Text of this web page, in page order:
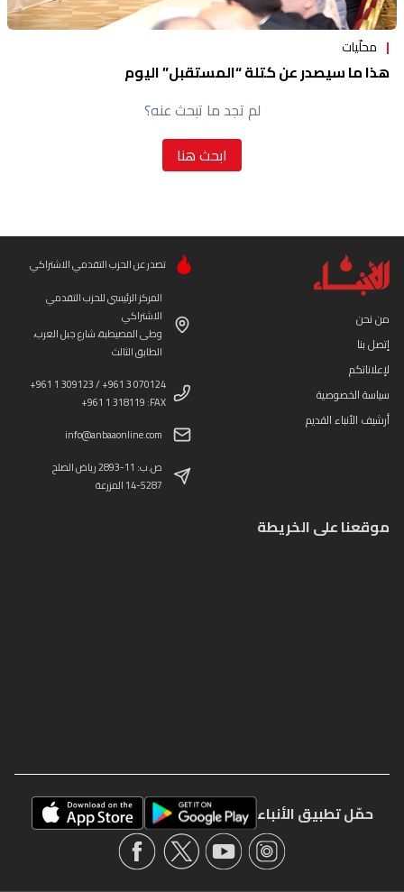
محلّيات
هذا ما سيصدر عن كتلة “المستقبل” اليوم
لم تجد ما تبحث عنه؟
ابحث هنا
من نحن
إتصل بنا
لإعلاناتكم
سياسة الخصوصية
أرشيف الأنباء القديم
تصدر عن الحزب التقدمي الاشتراكي
المركز الرئيسي للحزب التقدمي
الاشتراكي
وطى المصيطبة، شارع جبل العرب،
الطابق الثالث
+961 1 309123 / +961 3 070124
+961 1 318119 :FAX
info@anbaaonline.com
ص.ب: 11-2893 رياض الصلح
14-5287 المزرعة
موقعنا على الخريطة
حمّل تطبيق الأنباء